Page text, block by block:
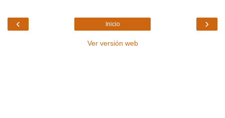
‹ ›
Inicio
Ver versión web